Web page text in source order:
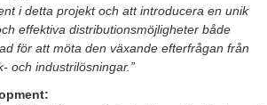
i detta projekt och att introducera en unik
effektiva distributionsmöjligheter både
för att möta den växande efterfrågan från
och industrilösningar.”